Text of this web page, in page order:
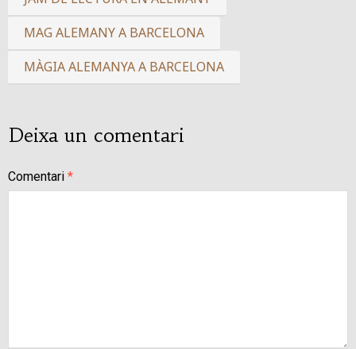
MAG ALEMANY A BARCELONA
MÀGIA ALEMANYA A BARCELONA
Deixa un comentari
Comentari *